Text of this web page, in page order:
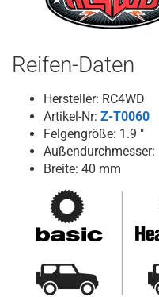
Reifen-Daten
Hersteller: RC4WD
Artikel-Nr: Z-T0060
Felgengröße: 1.9 "
Außendurchmesser:
Breite: 40 mm